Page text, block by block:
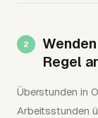
Regel
Überstunden in
Arbeitsstunden